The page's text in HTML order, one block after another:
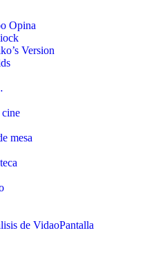
Opina
Version
cine
mesa
de VidaoPantalla